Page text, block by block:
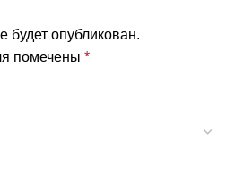
будет опубликован.
помечены *